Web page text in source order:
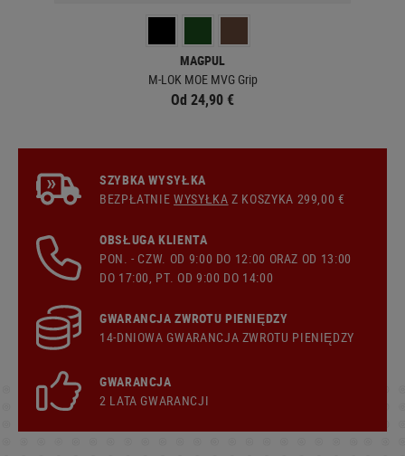
MAGPUL
M-LOK MOE MVG Grip
Od 24,90 €
SZYBKA WYSYŁKA
BEZPŁATNIEWYSYŁKA Z KOSZYKA 299,00 €
OBSŁUGA KLIENTA
PON. - CZW. OD 9:00 DO 12:00 ORAZ OD 13:00
DO 17:00, PT. OD 9:00 DO 14:00
GWARANCJA ZWROTU PIENIĘDZY
14-DNIOWA GWARANCJA ZWROTU PIENIĘDZY
GWARANCJA
2 LATA GWARANCJI